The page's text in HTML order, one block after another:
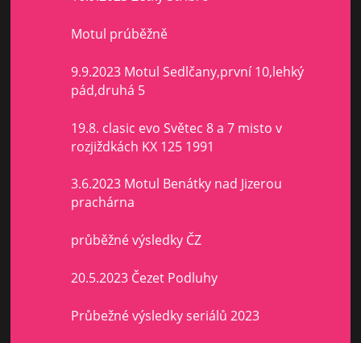
Motul prúběžně
9.9.2023 Motul Sedlčany,první 10,lehký
pád,druhá 5
19.8. clasic evo Světec 8 a 7 misto v
rozjiždkách KX 125 1991
3.6.2023 Motul Benátky nad Jizerou
prachárna
průběžné výsledky ČZ
20.5.2023 Čezet Podluhy
Průbežné výsledky seriálů 2023